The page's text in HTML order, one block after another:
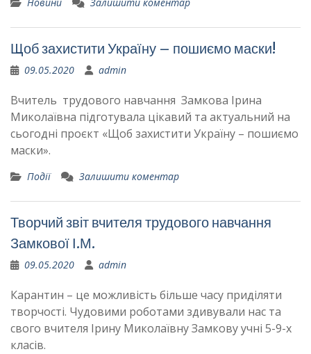
Щоб захистити Україну – пошиємо маски!
09.05.2020 admin
Вчитель трудового навчання Замкова Ірина
Миколаївна підготувала цікавий та актуальний на
сьогодні проєкт «Щоб захистити Україну – пошиємо
маски».
Події Залишити коментар
Творчий звіт вчителя трудового навчання
Замкової І.М.
09.05.2020 admin
Карантин – це можливість більше часу приділяти
творчості. Чудовими роботами здивували нас та
свого вчителя Ірину Миколаївну Замкову учні 5-9-х
класів.